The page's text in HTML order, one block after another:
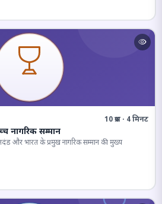
10 प्रश्न · 4 मिनट
नागरिक सम्मान
और भारत के प्रमुख नागरिक सम्मान की मुख्य